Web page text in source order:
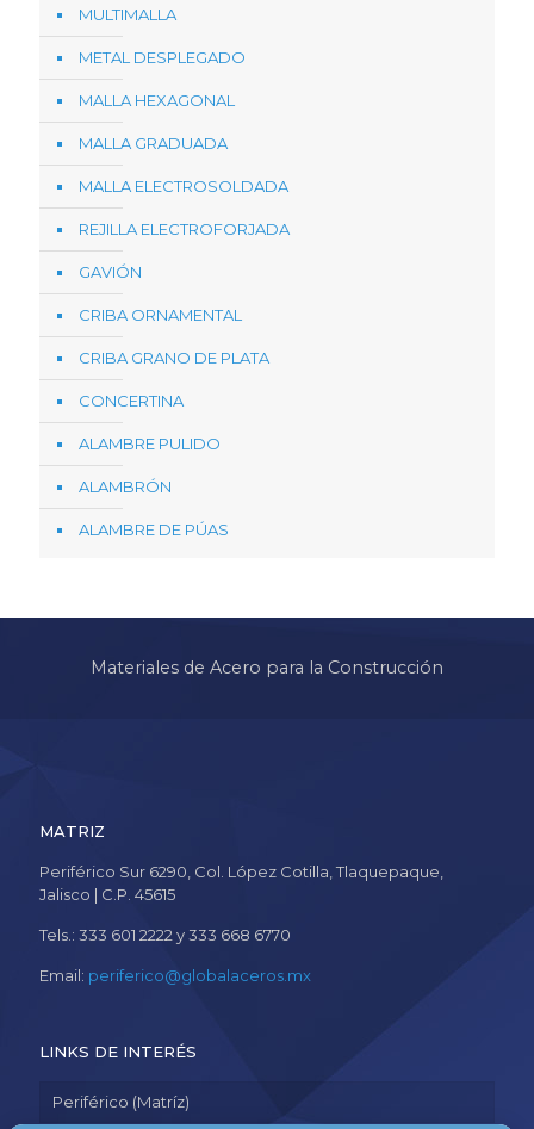
MULTIMALLA
METAL DESPLEGADO
MALLA HEXAGONAL
MALLA GRADUADA
MALLA ELECTROSOLDADA
REJILLA ELECTROFORJADA
GAVIÓN
CRIBA ORNAMENTAL
CRIBA GRANO DE PLATA
CONCERTINA
ALAMBRE PULIDO
ALAMBRÓN
ALAMBRE DE PÚAS
Materiales de Acero para la Construcción
MATRIZ
Periférico Sur 6290, Col. López Cotilla, Tlaquepaque,
Jalisco | C.P. 45615
Tels.: 333 601 2222 y 333 668 6770
Email: periferico@globalaceros.mx
LINKS DE INTERÉS
Periférico (Matríz)